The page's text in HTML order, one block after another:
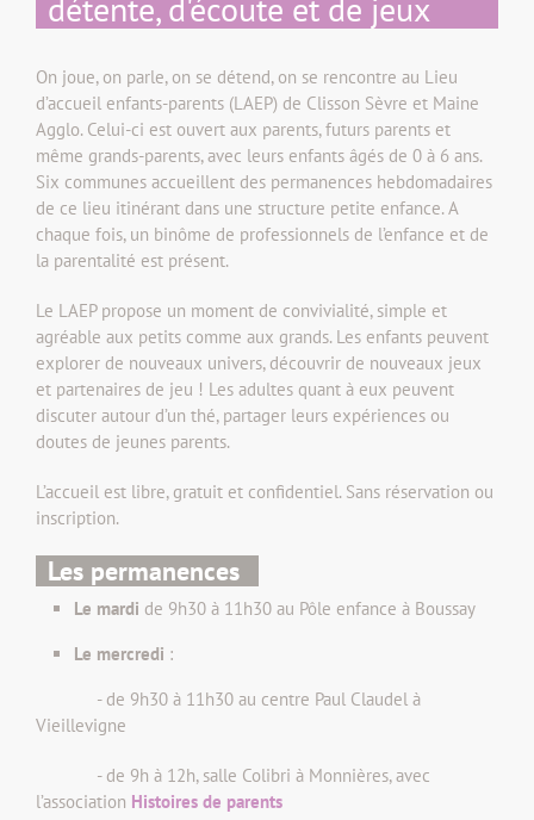
détente, d'écoute et de jeux
On joue, on parle, on se détend, on se rencontre au Lieu
d’accueil enfants-parents (LAEP) de Clisson Sèvre et Maine
Agglo. Celui-ci est ouvert aux parents, futurs parents et
même grands-parents, avec leurs enfants âgés de 0 à 6 ans.
Six communes accueillent des permanences hebdomadaires
de ce lieu itinérant dans une structure petite enfance. A
chaque fois, un binôme de professionnels de l’enfance et de
la parentalité est présent.
Le LAEP propose un moment de convivialité, simple et
agréable aux petits comme aux grands. Les enfants peuvent
explorer de nouveaux univers, découvrir de nouveaux jeux
et partenaires de jeu ! Les adultes quant à eux peuvent
discuter autour d’un thé, partager leurs expériences ou
doutes de jeunes parents.
L’accueil est libre, gratuit et confidentiel. Sans réservation ou
inscription.
Les permanences
Le mardi de 9h30 à 11h30 au Pôle enfance à Boussay
Le mercredi :
- de 9h30 à 11h30 au centre Paul Claudel à
Vieillevigne
- de 9h à 12h, salle Colibri à Monnières, avec
l’association Histoires de parents